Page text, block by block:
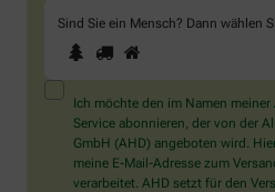
Sind Sie ein Mensch? Dann wählen
Sind
Sie
ein
Mensch?
Dann
wählen
Sie
bitte
1 2
Ich möchte den im Namen
Service abonnieren, der von der
GmbH (AHD) angeboten wird.
meine E-Mail-Adresse zum
verarbeitet. AHD setzt für den